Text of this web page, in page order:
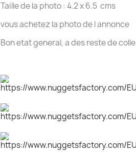
Taille de la photo : 4.2 x 6.5 cms
vous achetez la photo de l annonce
Bon etat general, a des reste de colle